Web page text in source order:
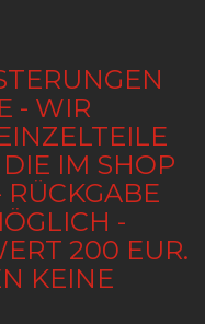
- WIR
IM SHOP
-
200 EUR.
KEINE